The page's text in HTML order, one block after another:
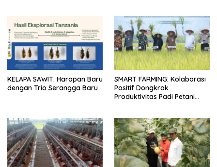
KELAPA SAWIT: Harapan Baru
dengan Trio Serangga Baru
SMART FARMING: Kolaborasi
Positif Dongkrak
Produktivitas Padi Petani